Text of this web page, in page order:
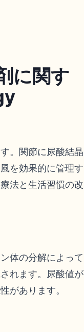
に関す
。関節に尿酸結晶
を効果的に管理す
法と生活習慣の改
体の分解によって
れます。尿酸値が
があります。